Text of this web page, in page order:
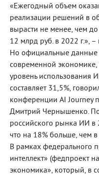
«Ежегодный объем
реализации решений в
вырасти не менее, чем
12 млрд руб. в 2022 г.», –
Но официальные данные
современной экономике,
уровень использования
составляет 31,5%,
конференции AI Journey
Дмитрий Чернышенко.
российского рынка ИИ в
что на 18% больше, чем в
В рамках федерального
интеллект» (федпроект
экономика», который, в